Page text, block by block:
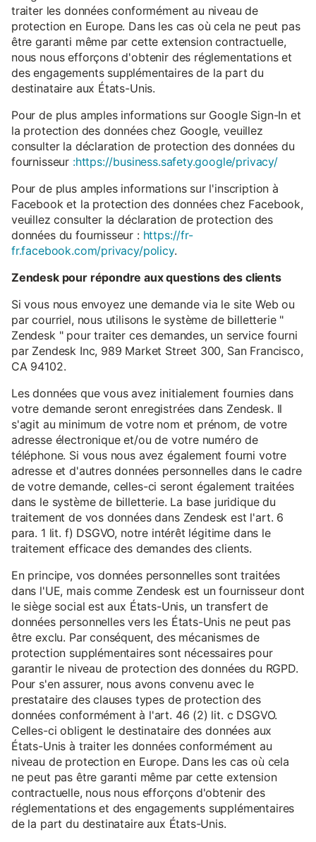
traiter les données conformément au niveau de
protection en Europe. Dans les cas où cela ne peut pas
être garanti même par cette extension contractuelle,
nous nous efforçons d'obtenir des réglementations et
des engagements supplémentaires de la part du
destinataire aux États-Unis.
Pour de plus amples informations sur Google Sign-In et
la protection des données chez Google, veuillez
consulter la déclaration de protection des données du
fournisseur :https://business.safety.google/privacy/
Pour de plus amples informations sur l'inscription à
Facebook et la protection des données chez Facebook,
veuillez consulter la déclaration de protection des
données du fournisseur : https://fr-
fr.facebook.com/privacy/policy.
Zendesk pour répondre aux questions des clients
Si vous nous envoyez une demande via le site Web ou
par courriel, nous utilisons le système de billetterie "
Zendesk " pour traiter ces demandes, un service fourni
par Zendesk Inc, 989 Market Street 300, San Francisco,
CA 94102.
Les données que vous avez initialement fournies dans
votre demande seront enregistrées dans Zendesk. Il
s'agit au minimum de votre nom et prénom, de votre
adresse électronique et/ou de votre numéro de
téléphone. Si vous nous avez également fourni votre
adresse et d'autres données personnelles dans le cadre
de votre demande, celles-ci seront également traitées
dans le système de billetterie. La base juridique du
traitement de vos données dans Zendesk est l'art. 6
para. 1 lit. f) DSGVO, notre intérêt légitime dans le
traitement efficace des demandes des clients.
En principe, vos données personnelles sont traitées
dans l'UE, mais comme Zendesk est un fournisseur dont
le siège social est aux États-Unis, un transfert de
données personnelles vers les États-Unis ne peut pas
être exclu. Par conséquent, des mécanismes de
protection supplémentaires sont nécessaires pour
garantir le niveau de protection des données du RGPD.
Pour s'en assurer, nous avons convenu avec le
prestataire des clauses types de protection des
données conformément à l'art. 46 (2) lit. c DSGVO.
Celles-ci obligent le destinataire des données aux
États-Unis à traiter les données conformément au
niveau de protection en Europe. Dans les cas où cela
ne peut pas être garanti même par cette extension
contractuelle, nous nous efforçons d'obtenir des
réglementations et des engagements supplémentaires
de la part du destinataire aux États-Unis.